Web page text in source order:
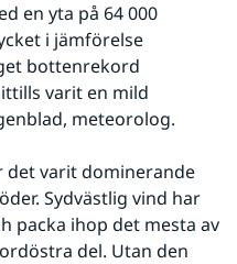
en yta på 64 000
i jämförelse
bottenrekord
varit en mild
meteorolog.
det varit dominerande
Sydvästlig vind har
packa ihop det mesta av
del. Utan den